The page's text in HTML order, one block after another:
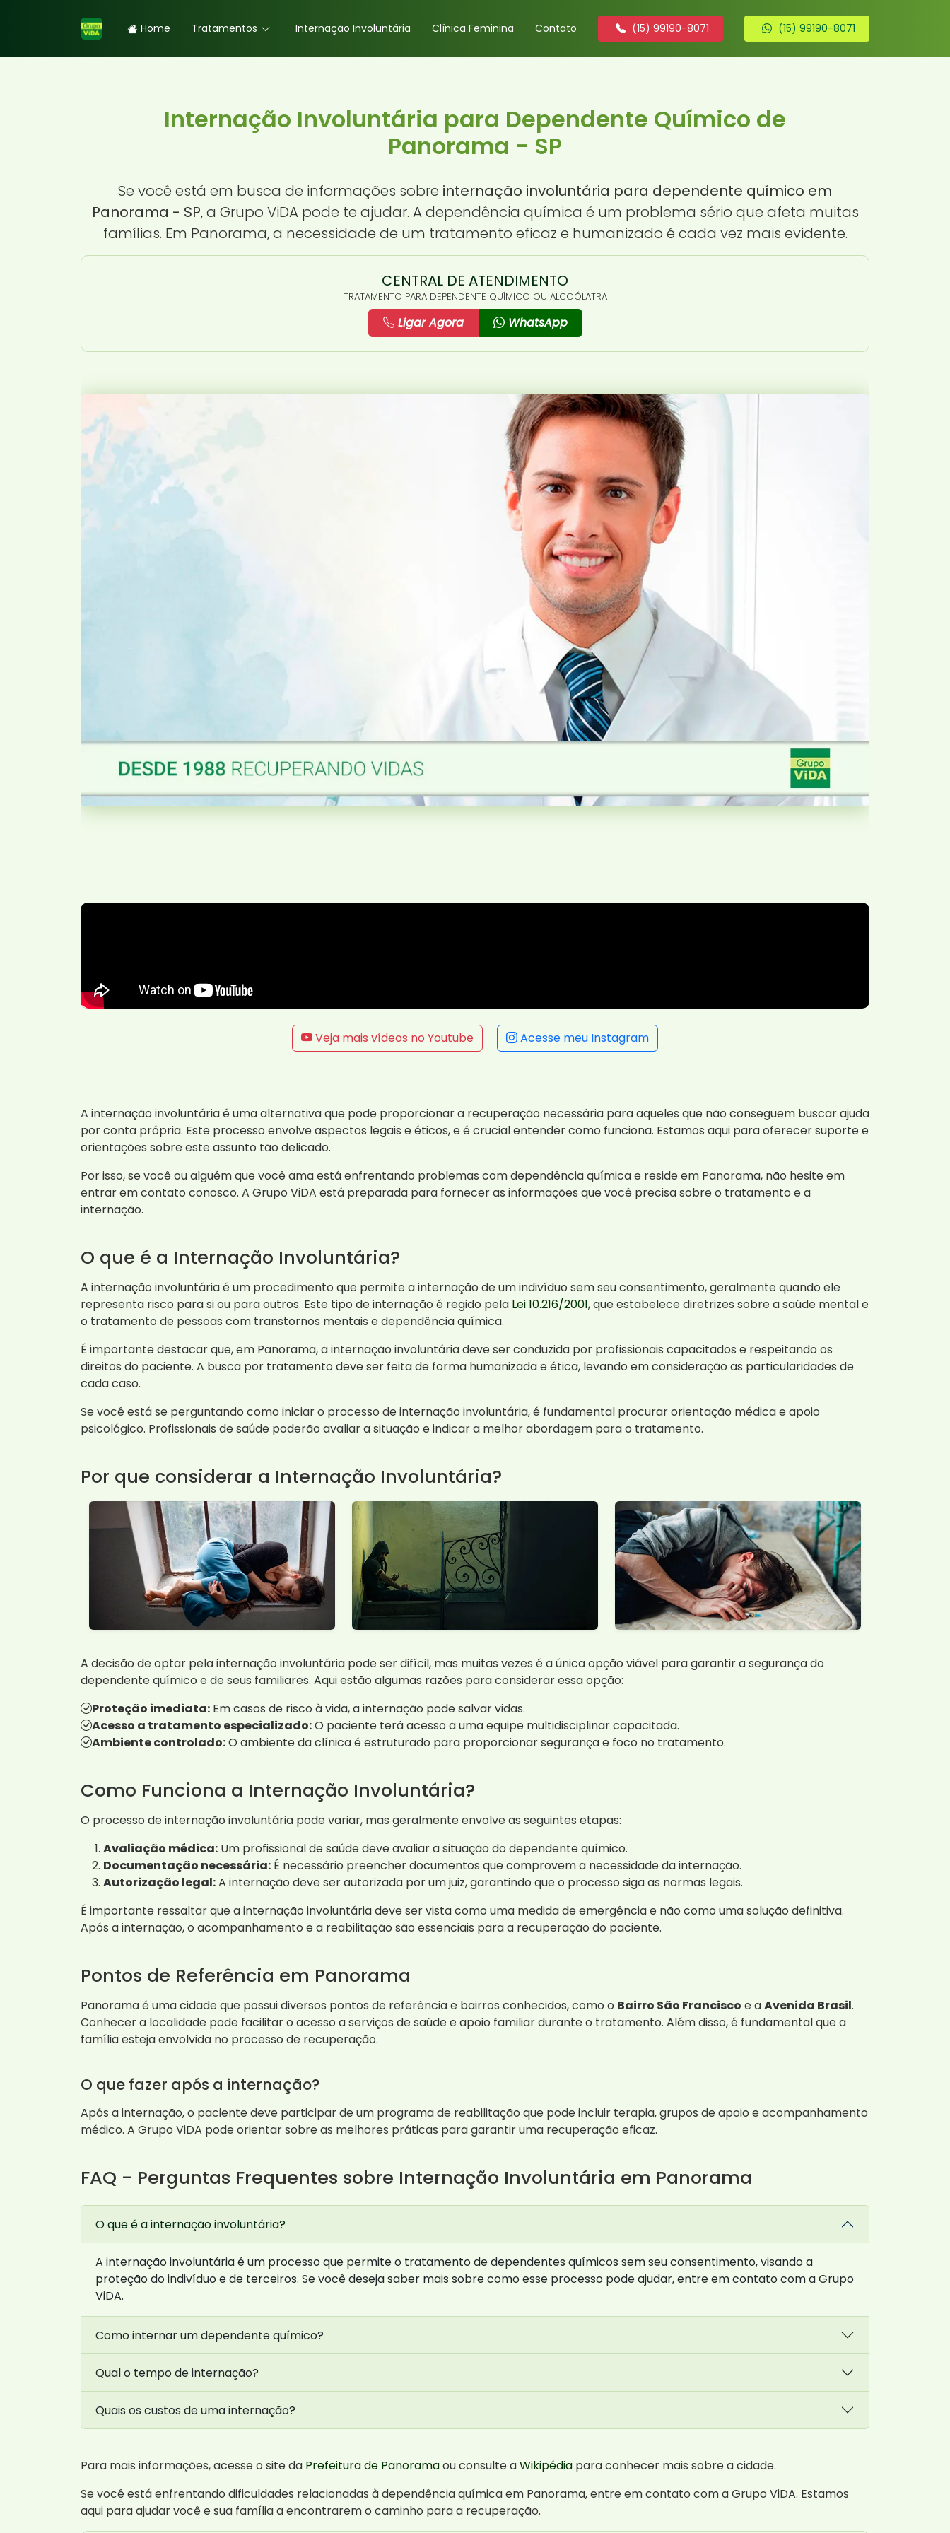
Home Tratamentos Internação Involuntária Clínica Feminina Contato (15) 99190-8071 (15) 99190-8071
Internação Involuntária para Dependente Químico de
Panorama - SP
Se você está em busca de informações sobre internação involuntária para dependente químico em
Panorama - SP, a Grupo ViDA pode te ajudar. A dependência química é um problema sério que afeta muitas
famílias. Em Panorama, a necessidade de um tratamento eficaz e humanizado é cada vez mais evidente.
CENTRAL DE ATENDIMENTO
TRATAMENTO PARA DEPENDENTE QUÍMICO OU ALCOÓLATRA
Ligar Agora WhatsApp
Veja mais vídeos no Youtube Acesse meu Instagram
A internação involuntária é uma alternativa que pode proporcionar a recuperação necessária para aqueles que não conseguem buscar ajuda
por conta própria. Este processo envolve aspectos legais e éticos, e é crucial entender como funciona. Estamos aqui para oferecer suporte e
orientações sobre este assunto tão delicado.
Por isso, se você ou alguém que você ama está enfrentando problemas com dependência química e reside em Panorama, não hesite em
entrar em contato conosco. A Grupo ViDA está preparada para fornecer as informações que você precisa sobre o tratamento e a
internação.
O que é a Internação Involuntária?
A internação involuntária é um procedimento que permite a internação de um indivíduo sem seu consentimento, geralmente quando ele
representa risco para si ou para outros. Este tipo de internação é regido pela Lei 10.216/2001, que estabelece diretrizes sobre a saúde mental e
o tratamento de pessoas com transtornos mentais e dependência química.
É importante destacar que, em Panorama, a internação involuntária deve ser conduzida por profissionais capacitados e respeitando os
direitos do paciente. A busca por tratamento deve ser feita de forma humanizada e ética, levando em consideração as particularidades de
cada caso.
Se você está se perguntando como iniciar o processo de internação involuntária, é fundamental procurar orientação médica e apoio
psicológico. Profissionais de saúde poderão avaliar a situação e indicar a melhor abordagem para o tratamento.
Por que considerar a Internação Involuntária?
A decisão de optar pela internação involuntária pode ser difícil, mas muitas vezes é a única opção viável para garantir a segurança do
dependente químico e de seus familiares. Aqui estão algumas razões para considerar essa opção:
Proteção imediata: Em casos de risco à vida, a internação pode salvar vidas.
Acesso a tratamento especializado:O paciente terá acesso a uma equipe multidisciplinar capacitada.
Ambiente controlado:O ambiente da clínica é estruturado para proporcionar segurança e foco no tratamento.
Como Funciona a Internação Involuntária?
O processo de internação involuntária pode variar, mas geralmente envolve as seguintes etapas:
Avaliação médica: Um profissional de saúde deve avaliar a situação do dependente químico.
Documentação necessária: É necessário preencher documentos que comprovem a necessidade da internação.
Autorização legal:A internação deve ser autorizada por um juiz, garantindo que o processo siga as normas legais.
É importante ressaltar que a internação involuntária deve ser vista como uma medida de emergência e não como uma solução definitiva.
Após a internação, o acompanhamento e a reabilitação são essenciais para a recuperação do paciente.
Pontos de Referência em Panorama
Panorama é uma cidade que possui diversos pontos de referência e bairros conhecidos, como o Bairro São Francisco e aAvenida Brasil.
Conhecer a localidade pode facilitar o acesso a serviços de saúde e apoio familiar durante o tratamento. Além disso, é fundamental que a
família esteja envolvida no processo de recuperação.
O que fazer após a internação?
Após a internação, o paciente deve participar de um programa de reabilitação que pode incluir terapia, grupos de apoio e acompanhamento
médico. A Grupo ViDA pode orientar sobre as melhores práticas para garantir uma recuperação eficaz.
FAQ - Perguntas Frequentes sobre Internação Involuntária em Panorama
O que é a internação involuntária?
A internação involuntária é um processo que permite o tratamento de dependentes químicos sem seu consentimento, visando a
proteção do indivíduo e de terceiros. Se você deseja saber mais sobre como esse processo pode ajudar, entre em contato com a Grupo
ViDA.
Como internar um dependente químico?
Qual o tempo de internação?
Quais os custos de uma internação?
Para mais informações, acesse o site da Prefeitura de Panoramaou consulte aWikipédia para conhecer mais sobre a cidade.
Se você está enfrentando dificuldades relacionadas à dependência química em Panorama, entre em contato com a Grupo ViDA. Estamos
aqui para ajudar você e sua família a encontrarem o caminho para a recuperação.